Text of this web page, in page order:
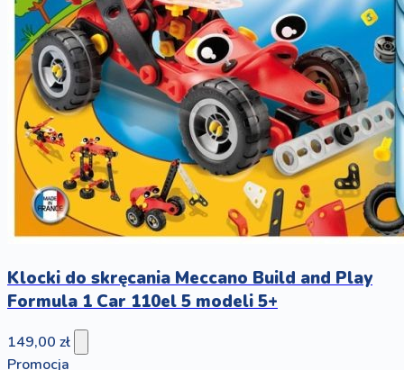
Klocki do skręcania Meccano Build and Play
Formula 1 Car 110el 5 modeli 5+
149,00 zł
Promocja